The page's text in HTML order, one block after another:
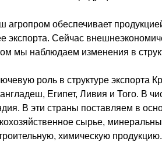
агропром обеспечивает
экспорта. Сейчас
мы наблюдаем изменения в
роль в структуре экспорта
Египет, Ливия и Того. В
В эти страны поставляем в
сырье,
химическую продукцию.